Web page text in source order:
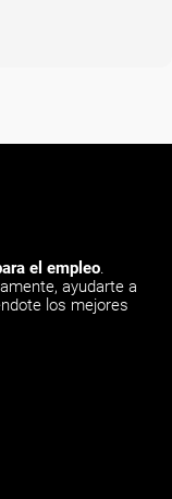
el empleo.
ayudarte a
los mejores